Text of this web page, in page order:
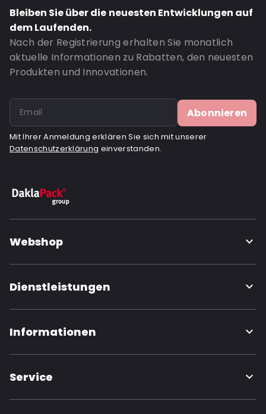
Bleiben Sie über die neuesten Entwicklungen auf
dem Laufenden.
Nach der Registrierung erhalten Sie monatlich
aktuelle Informationen zu Rabatten, den neuesten
Produkten und Innovationen.
Abonnieren
Mit Ihrer Anmeldung erklären Sie sich mit unserer
Datenschutzerklärung einverstanden.
Webshop
Dienstleistungen
Informationen
Service